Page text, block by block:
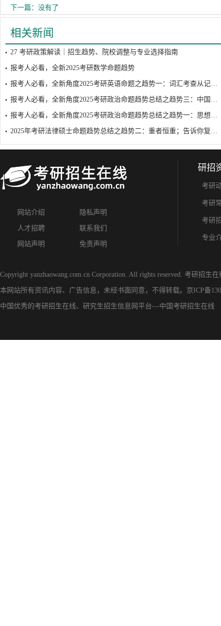
下一篇：没有了
相关新闻
27 考研政策解读｜招生趋势、院校调整与专业选择指南
报考人必看，全新2025考研数学命题趋势
报考人必看，全新角度2025考研英语命题之趋势一：词汇考查从记忆转向词义推导
报考人必看，全新角度2025考研政治命题趋势总结之趋势三：中国近现代史纲要多与周...
报考人必看，全新角度2025考研政治命题趋势总结之趋势一：思想道德与法治模块知识...
2025年考研法律硕士命题趋势总结之趋势二：重者恒重；告诉你复习法律考研重点难点...
网站介绍 隐私声明
人才招聘 联系我们
网站声明 免责声明
研招
考研
考研
考研
专业
Copyright yanzhaowang.com.cn Corporation. All rights reserved. 考研招生在
本网站所有资讯内容、广告信息，未经书面同意，不得转载。 京ICP备
中国优秀的考研招生在线、 研究生招生信息网 平台---中国考研招生在线